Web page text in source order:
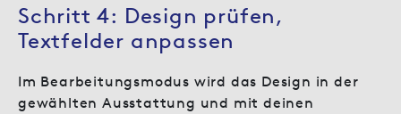
Schritt 4: Design prüfen,
Textfelder anpassen
Im Bearbeitungsmodus wird das Design in der
gewählten Ausstattung und mit deinen